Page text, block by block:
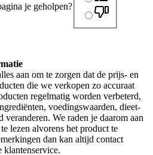
je geholpen?
aan om te zorgen dat de prijs- en
die we verkopen zo accuraat
regelmatig worden verbeterd,
voedingswaarden, dieet-
We raden je daarom aan
lezen alvorens het product te
dan kan altijd contact
klantenservice.